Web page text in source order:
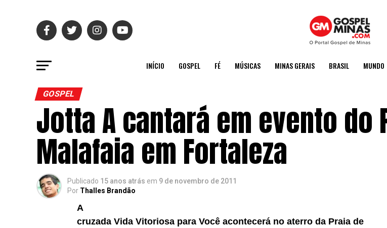
INÍCIO GOSPEL FÉ MÚSICAS MINAS GERAIS BRASIL MUNDO
GOSPEL
Jotta A cantará em evento do
Malafaia em Fortaleza
Publicado 15 anos atrás em 9 de novembro de 2011
Por Thalles Brandão
A
cruzada Vida Vitoriosa para Você acontecerá no aterro da Praia de